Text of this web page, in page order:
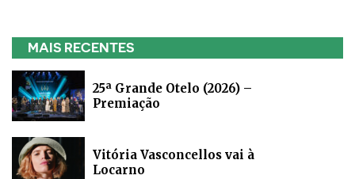
MAIS RECENTES
25ª Grande Otelo (2026) –
Premiação
Vitória Vasconcellos vai à
Locarno